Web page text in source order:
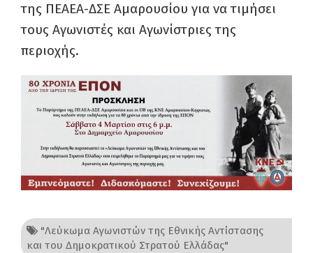
της ΠΕΑΕΑ-ΔΣΕ Αμαρουσίου για να τιμήσει
τους Αγωνιστές και Αγωνίστριες της
περιοχής.
"Λεύκωμα Αγωνιστών της Εθνικής Αντίστασης
και του Δημοκρατικού Στρατού Ελλάδας"